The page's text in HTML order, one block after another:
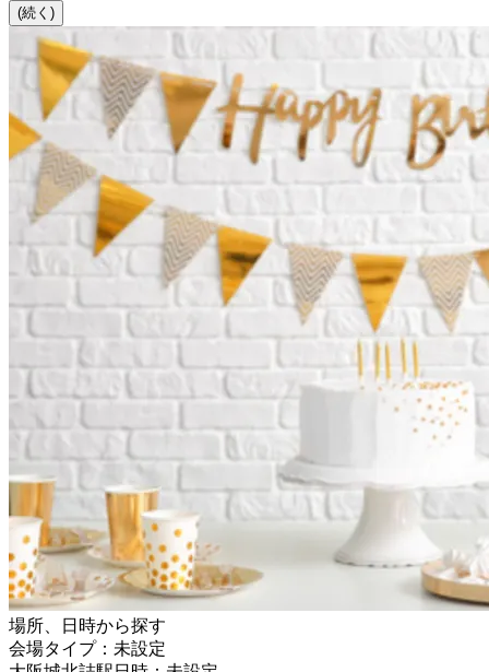
(続く)
場所、日時から探す
会場タイプ：未設定